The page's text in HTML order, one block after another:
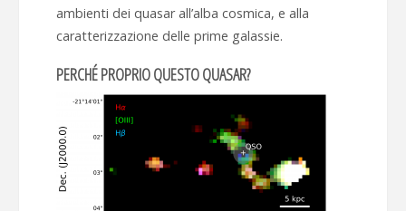
ambienti dei quasar all’alba cosmica, e alla
caratterizzazione delle prime galassie.
PERCHÉ PROPRIO QUESTO QUASAR?